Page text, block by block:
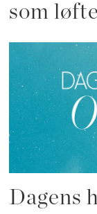
som
Dagens